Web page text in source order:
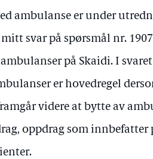
ambulanse er under
svar på spørsmål nr.
på Skaidi. I
er hovedregel
videre at bytte av
oppdrag som innbefatter